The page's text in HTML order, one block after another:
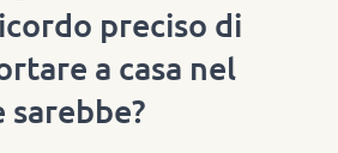
preciso di
a casa nel
sarebbe?